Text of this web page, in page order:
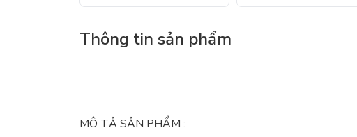
Thông tin sản phẩm
MÔ TẢ SẢN PHẨM :